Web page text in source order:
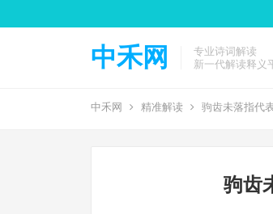
中禾网
专业诗词解读
新一代解读释义
中禾网 精准解读 驹齿未落指代
驹齿